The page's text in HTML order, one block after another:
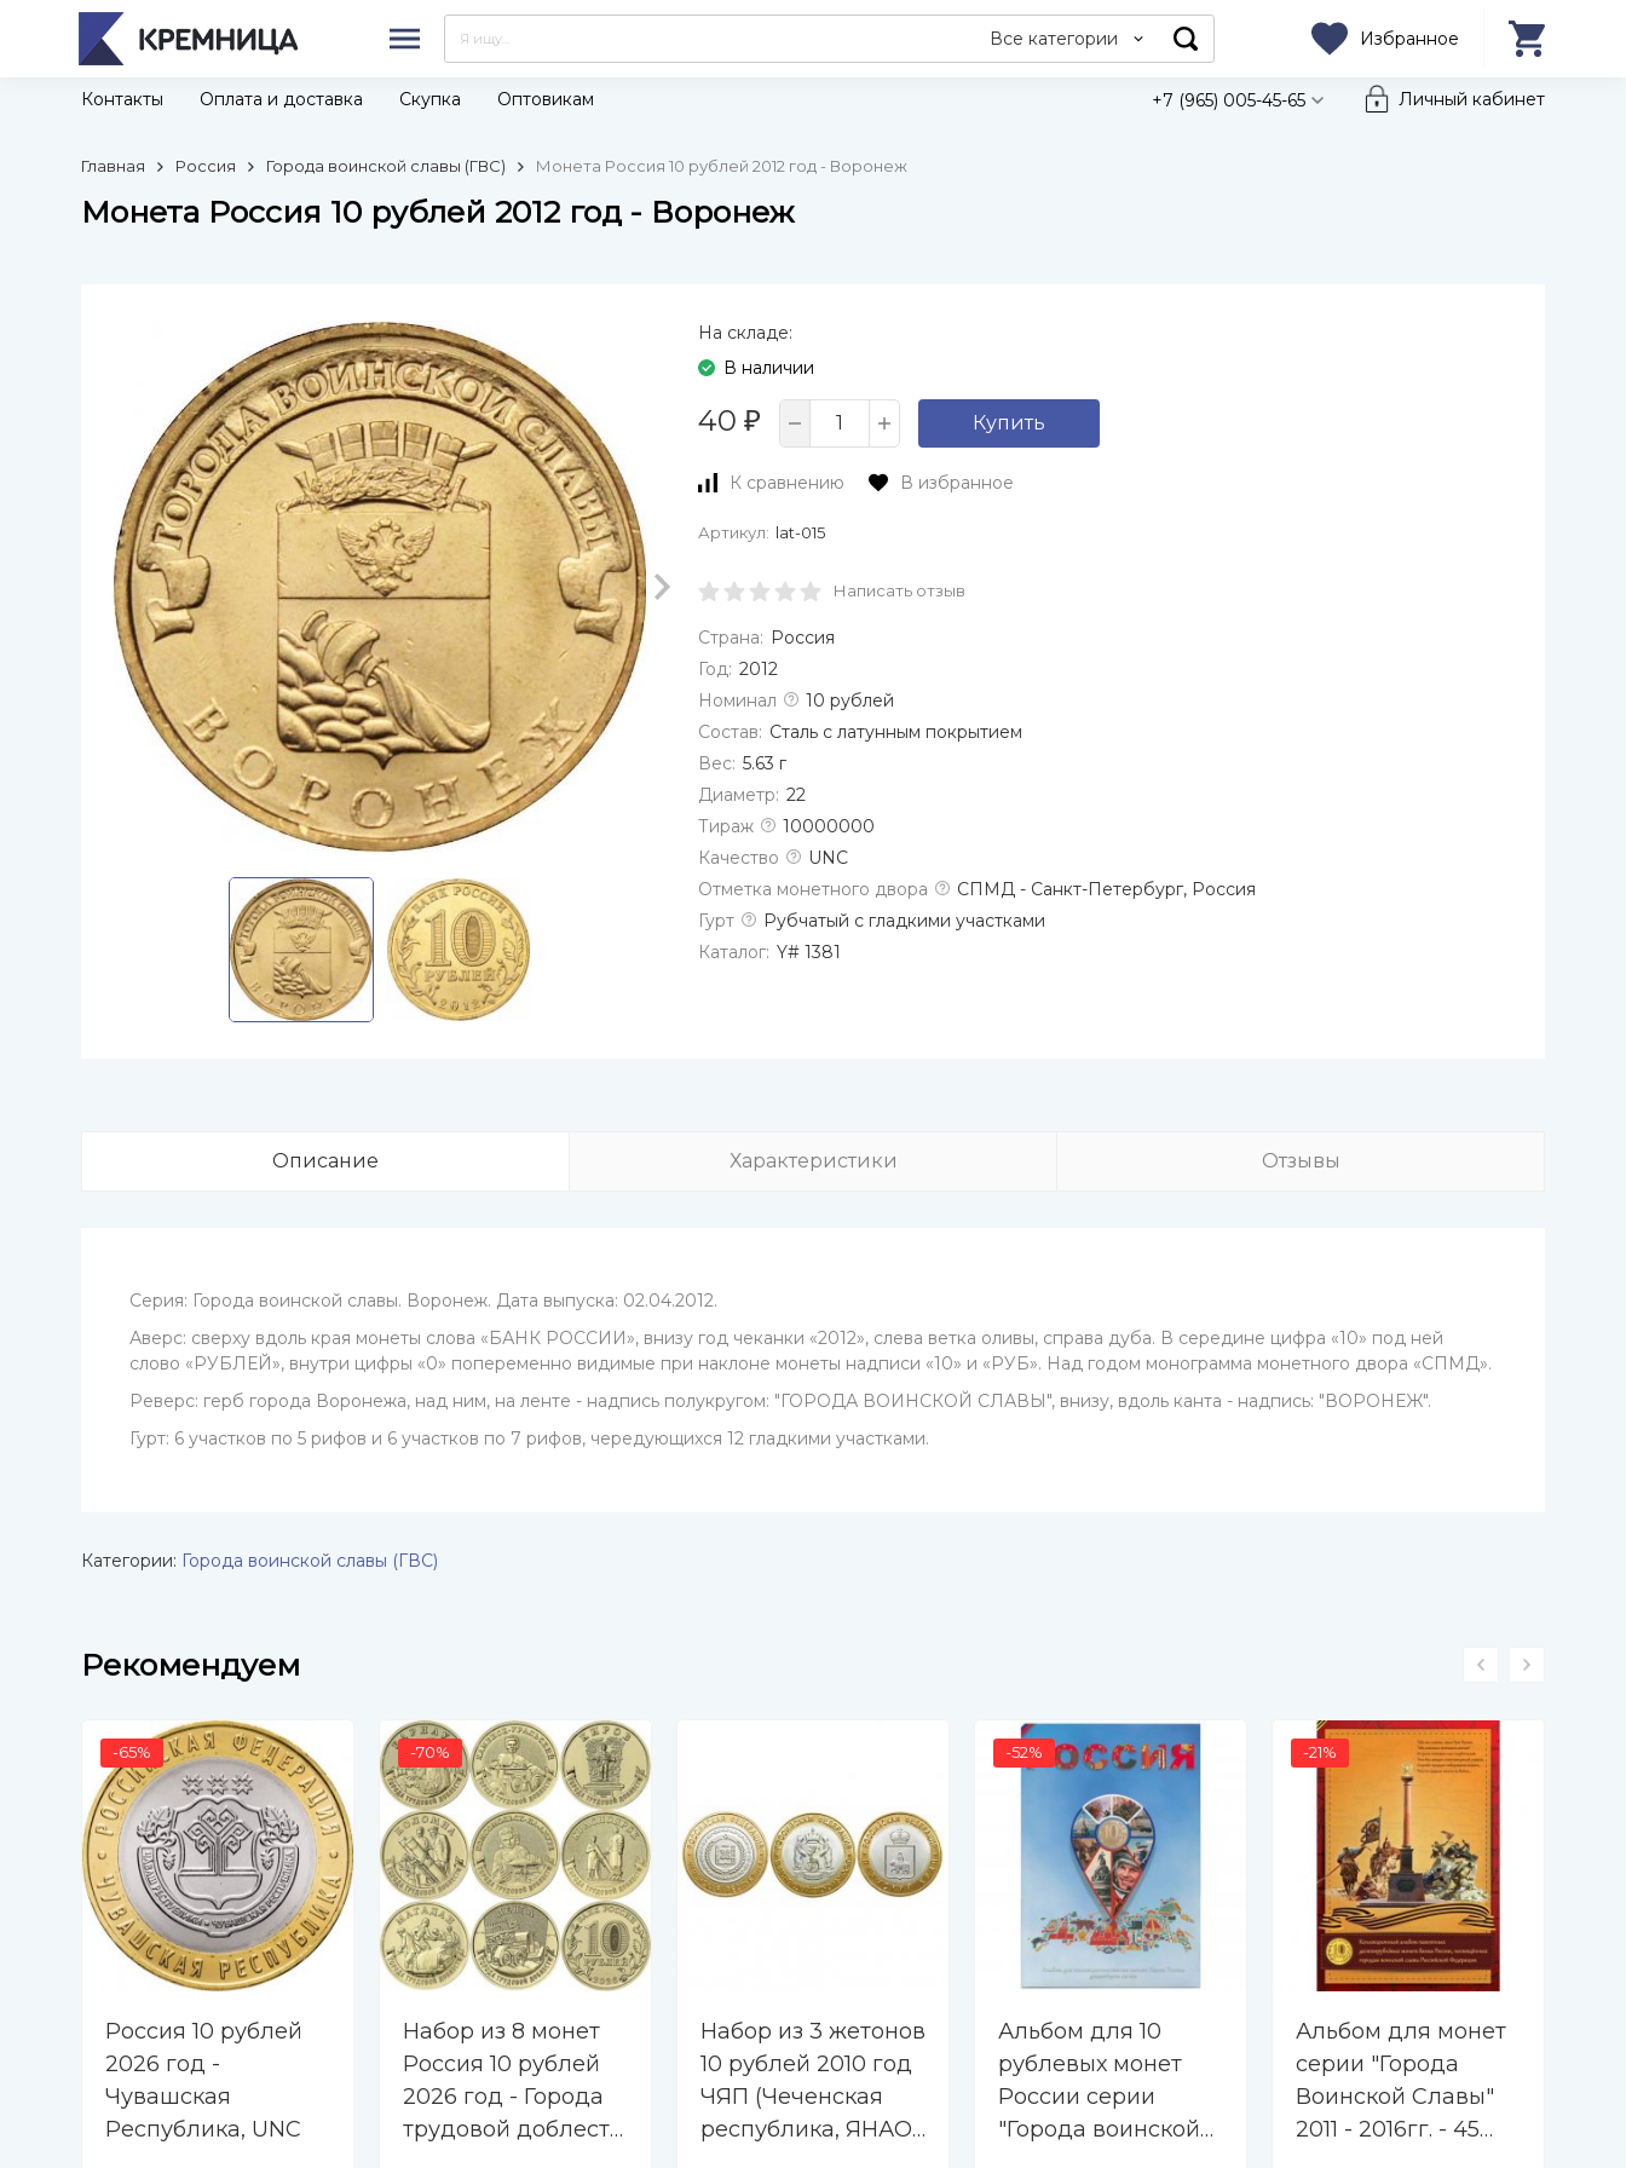
Все категории Избранное
Контакты Оплата и доставка Скупка Оптовикам +7 (965) 005-45-65 Личный кабинет
Главная Россия Города воинской славы (ГВС) Монета Россия 10 рублей 2012 год - Воронеж
Монета Россия 10 рублей 2012 год - Воронеж
На складе:
В наличии
40 ₽ Купить
К сравнению В избранное
Артикул: lat-015
Написать отзыв
Страна: Россия
Год: 2012
Номинал
10 рублей
Состав: Сталь с латунным покрытием
Вес: 5.63 г
Диаметр: 22
Тираж
10000000
Качество
UNC
Отметка монетного двора
СПМД - Санкт-Петербург, Россия
Гурт
Рубчатый с гладкими участками
Каталог: Y# 1381
Описание
Серия: Города воинской славы. Воронеж. Дата выпуска: 02.04.2012.
Аверс: сверху вдоль края монеты слова «БАНК РОССИИ», внизу год чеканки «2012», слева ветка оливы, справа дуба. В середине цифра «10» под ней
слово «РУБЛЕЙ», внутри цифры «0» попеременно видимые при наклоне монеты надписи «10» и «РУБ». Над годом монограмма монетного двора «СПМД».
Реверс: герб города Воронежа, над ним, на ленте - надпись полукругом: "ГОРОДА ВОИНСКОЙ СЛАВЫ", внизу, вдоль канта - надпись: "ВОРОНЕЖ".
Гурт: 6 участков по 5 рифов и 6 участков по 7 рифов, чередующихся 12 гладкими участками.
Характеристики Отзывы
Категории: Города воинской славы (ГВС)
Рекомендуем
-65%
Россия 10 рублей
2026 год -
Чувашская
Республика, UNC
-70%
Набор из 8 монет
Россия 10 рублей
2026 год - Города
трудовой доблести
Набор из 3 жетонов
10 рублей 2010 год
ЧЯП (Чеченская
республика, ЯНАО,
-52%
Альбом для 10
рублевых монет
России серии
"Города воинской
-21%
Альбом для монет
серии "Города
Воинской Славы"
2011 - 2016гг. - 45